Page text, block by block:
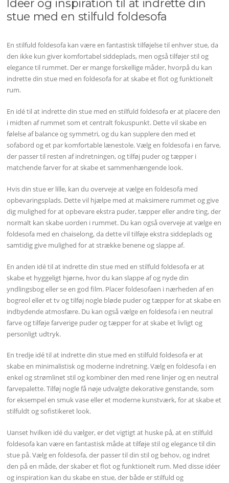
Ideer og inspiration til at indrette din
stue med en stilfuld foldesofa
En stilfuld foldesofa kan være en fantastisk tilføjelse til enhver stue, da
den ikke kun giver komfortabel siddeplads, men også tilføjer stil og
elegance til rummet. Der er mange forskellige måder, hvorpå du kan
indrette din stue med en foldesofa for at skabe et flot og funktionelt
rum.
En idé til at indrette din stue med en stilfuld foldesofa er at placere den
i midten af rummet som et centralt fokuspunkt. Dette vil skabe en
følelse af balance og symmetri, og du kan supplere den med et
sofabord og et par komfortable lænestole. Vælg en foldesofa i en farve,
der passer til resten af indretningen, og tilføj puder og tæpper i
matchende farver for at skabe et sammenhængende look.
Hvis din stue er lille, kan du overveje at vælge en foldesofa med
opbevaringsplads. Dette vil hjælpe med at maksimere rummet og give
dig mulighed for at opbevare ekstra puder, tæpper eller andre ting, der
normalt kan skabe uorden i rummet. Du kan også overveje at vælge en
foldesofa med en chaiselong, da dette vil tilføje ekstra siddeplads og
samtidig give mulighed for at strække benene og slappe af.
En anden idé til at indrette din stue med en stilfuld foldesofa er at
skabe et hyggeligt hjørne, hvor du kan slappe af og nyde din
yndlingsbog eller se en god film. Placer foldesofaen i nærheden af en
bogreol eller et tv og tilføj nogle bløde puder og tæpper for at skabe en
indbydende atmosfære. Du kan også vælge en foldesofa i en neutral
farve og tilføje farverige puder og tæpper for at skabe et livligt og
personligt udtryk.
En tredje idé til at indrette din stue med en stilfuld foldesofa er at
skabe en minimalistisk og moderne indretning. Vælg en foldesofa i en
enkel og strømlinet stil og kombiner den med rene linjer og en neutral
farvepalette. Tilføj nogle få nøje udvalgte dekorative genstande, som
for eksempel en smuk vase eller et moderne kunstværk, for at skabe et
stilfuldt og sofistikeret look.
Uanset hvilken idé du vælger, er det vigtigt at huske på, at en stilfuld
foldesofa kan være en fantastisk måde at tilføje stil og elegance til din
stue på. Vælg en foldesofa, der passer til din stil og behov, og indret
den på en måde, der skaber et flot og funktionelt rum. Med disse idéer
og inspiration kan du skabe en stue, der både er stilfuld og